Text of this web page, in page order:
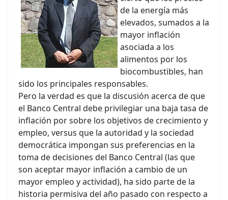
de la energía más
elevados, sumados a la
mayor inflación
asociada a los
alimentos por los
biocombustibles, han
sido los principales responsables.
Pero la verdad es que la discusión acerca de que
el Banco Central debe privilegiar una baja tasa de
inflación por sobre los objetivos de crecimiento y
empleo, versus que la autoridad y la sociedad
democrática impongan sus preferencias en la
toma de decisiones del Banco Central (las que
son aceptar mayor inflación a cambio de un
mayor empleo y actividad), ha sido parte de la
historia permisiva del año pasado con respecto a